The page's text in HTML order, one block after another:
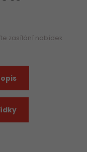
zasílání nabídek